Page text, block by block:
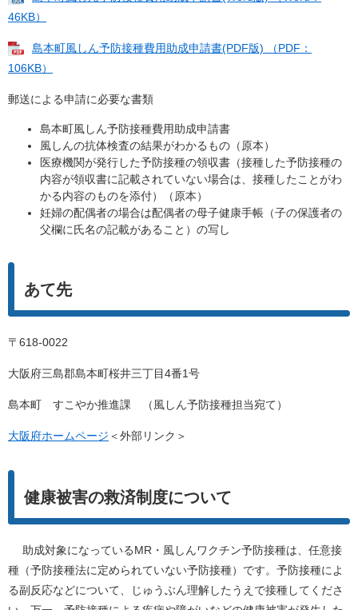
46KB）
島本町風しん予防接種費用助成申請書(PDF版) （PDF：
106KB）
郵送による申請に必要な書類
島本町風しん予防接種費用助成申請書
風しんの抗体検査の結果がわかるもの（原本）
医療機関が発行した予防接種の領収書（接種した予防接種の
内容が領収書に記載されていない場合は、接種したことがわ
かる内容のものを添付）（原本）
妊婦の配偶者の場合は配偶者の母子健康手帳（子の保護者の
父欄に氏名の記載があること）の写し
あて先
〒618-0022
大阪府三島郡島本町桜井三丁目4番1号
島本町 すこやか推進課 （風しん予防接種担当宛て）
大阪府ホームページ ＜外部リンク＞
健康被害の救済制度について
助成対象になっているMR・風しんワクチン予防接種は、任意接
種（予防接種法に定められていない予防接種）です。予防接種によ
る副反応などについて、じゅうぶん理解したうえで接種してくださ